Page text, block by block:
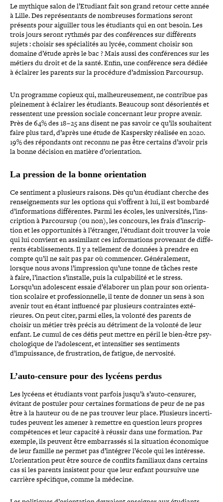
Le mythique salon de l’Etudiant fait son grand retour cette année
à Lille. Des repré­sen­tants de nom­breuses for­ma­tions seront
présents pour aiguiller tous les étudiants qui en ont besoin. Les
trois jours seront rythmés par des confé­rences sur dif­fé­rents
sujets : choisir ses spé­cia­li­tés au lycée, comment choisir son
domaine d’étude après le bac ? Mais aussi des confé­rences sur les
métiers du droit et de la santé. Enfin, une confé­rence sera dédiée
à éclairer les parents sur la procédure d’admission Parcoursup.
Un programme copieux qui, mal­heu­reu­se­ment, ne contribue pas
plei­ne­ment à éclairer les étudiants. Beaucoup sont déso­rien­tés et
res­sentent une pression sociale concer­nant leur propre avenir.
Près de 64% des 18 – 25 ans disent ne pas savoir ce qu’ils sou­haitent
faire plus tard, d’après une étude de Kaspersky réalisée en 2020.
19% des répon­dants ont reconnu ne pas être certains d’avoir pris
la bonne décision en matière d’orientation.
La pression de la bonne orientation
Ce sentiment a plusieurs raisons. Dès qu’un étudiant cherche des
ren­sei­gne­ments sur les options qui s’offrent à lui, il est bombardé
d’informations dif­fé­rentes. Parmi les écoles, les uni­ver­si­tés, l’ins­
crip­tion à Parcoursup (ou non), les concours, les frais d’ins­crip­
tion et les oppor­tu­ni­tés à l’é­tran­ger, l’é­tu­diant doit trouver la voie
qui lui convient en assi­mi­lant ces infor­ma­tions provenant de dif­fé­
rents éta­blis­se­ments. Il y a tellement de données à prendre en
compte qu’il ne sait pas par où commencer. Généralement,
lorsque nous avons l’impression qu’une tonne de tâches reste
à faire, l’inaction s’installe, puis la culpa­bi­lité et le stress.
Lorsqu’un ado­les­cent essaie d’élaborer un plan pour son orien­ta­
tion scolaire et pro­fes­sion­nelle, il tente de donner un sens à son
avenir tout en étant influencé par plusieurs contraintes exté­
rieures. On peut citer, parmi elles, la volonté des parents de
choisir un métier très précis au détriment de la volonté de leur
enfant. Le cumul de ces défis peut mettre en péril le bien-​être psy­
cho­lo­gique de l’adolescent, et inten­si­fier ses sen­ti­ments
d’impuissance, de frus­tra­tion, de fatigue, de nervosité.
L’auto-censure pour des lycéens perdus
Les lycéens et étudiants vont parfois jusqu’à s’auto-​censurer,
évitant de postuler pour certaines for­ma­tions de peur de ne pas
être à la hauteur ou de ne pas trouver leur place. Plusieurs incer­ti­
tudes peuvent les amener à remettre en question leurs propres
com­pé­tences et leur capacité à réussir dans une formation. Par
exemple, ils peuvent être embar­ras­sés si la situation éco­no­mique
de leur famille ne permet pas d’intégrer l’école qui les intéresse.
L’orientation peut être source de conflits familiaux dans certains
cas si les parents insistent pour que leur enfant poursuive une
carrière spé­ci­fique, comme la médecine.